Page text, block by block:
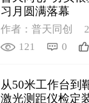
习月圆满落幕
作者：普天同创
121
0
从50米工作台到
激光测距仪检定